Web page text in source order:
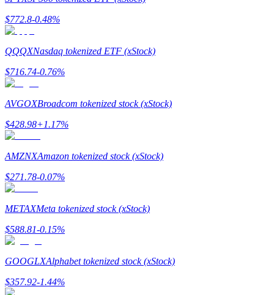
مرشد
$772.8-0.48%
QQQXNasdaq tokenized ETF (xStock)
$716.74-0.76%
AVGOXBroadcom tokenized stock (xStock)
$428.98+1.17%
AMZNXAmazon tokenized stock (xStock)
$271.78-0.07%
METAXMeta tokenized stock (xStock)
$588.81-0.15%
GOOGLXAlphabet tokenized stock (xStock)
$357.92-1.44%